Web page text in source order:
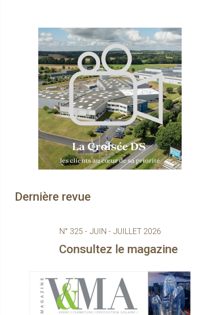
Dernière revue
N° 325 - JUIN - JUILLET 2026
le magazine